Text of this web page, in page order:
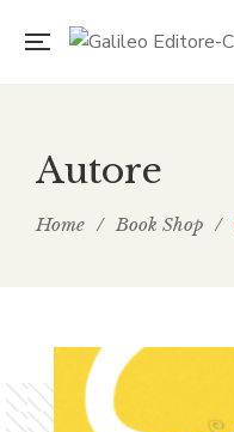
Autore
Home / Book Shop /